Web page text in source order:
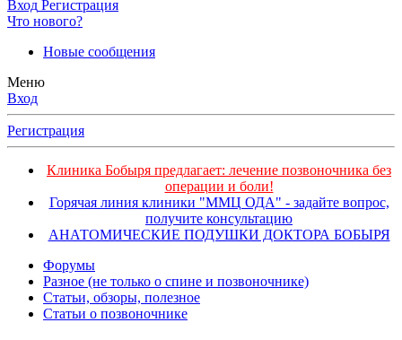
Вход Регистрация
Что нового?
Новые сообщения
Меню
Вход
Регистрация
Клиника Бобыря предлагает: лечение позвоночника без
операции и боли!
Горячая линия клиники "ММЦ ОДА" - задайте вопрос,
получите консультацию
АНАТОМИЧЕСКИЕ ПОДУШКИ ДОКТОРА БОБЫРЯ
Форумы
Разное (не только о спине и позвоночнике)
Статьи, обзоры, полезное
Статьи о позвоночнике